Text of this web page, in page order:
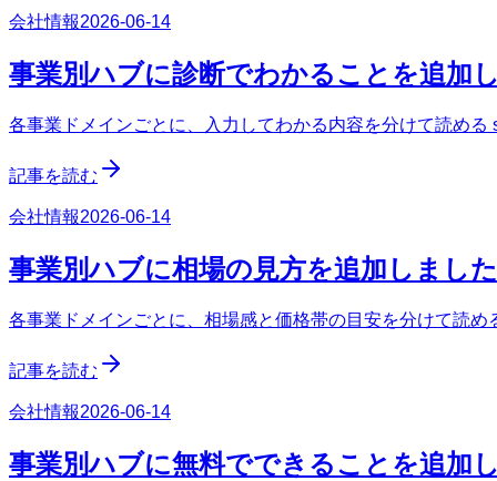
会社情報2026-06-14
事業別ハブに診断でわかることを追加
各事業ドメインごとに、入力してわかる内容を分けて読める
記事を読む
会社情報2026-06-14
事業別ハブに相場の見方を追加しました
各事業ドメインごとに、相場感と価格帯の目安を分けて読
記事を読む
会社情報2026-06-14
事業別ハブに無料でできることを追加